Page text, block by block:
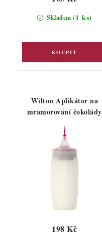
Skladem (1 ks)
Wilton Aplikátor na
mramorování čokolády
198 Kč